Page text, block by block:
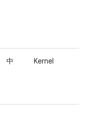
中 Kernel